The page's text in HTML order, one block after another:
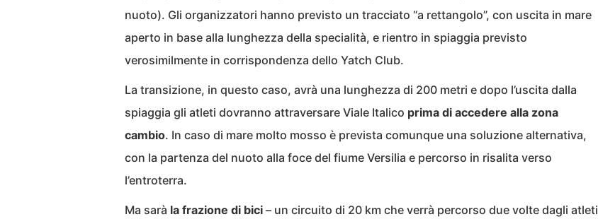
nuoto). Gli organizzatori hanno previsto un tracciato “a rettangolo”, con uscita in mare
aperto in base alla lunghezza della specialità, e rientro in spiaggia previsto
verosimilmente in corrispondenza dello Yatch Club.
La transizione, in questo caso, avrà una lunghezza di 200 metri e dopo l’uscita dalla
spiaggia gli atleti dovranno attraversare Viale Italico prima di accedere alla zona
cambio. In caso di mare molto mosso è prevista comunque una soluzione alternativa,
con la partenza del nuoto alla foce del fiume Versilia e percorso in risalita verso
l’entroterra.
Ma sarà la frazione di bici – un circuito di 20 km che verrà percorso due volte dagli atleti